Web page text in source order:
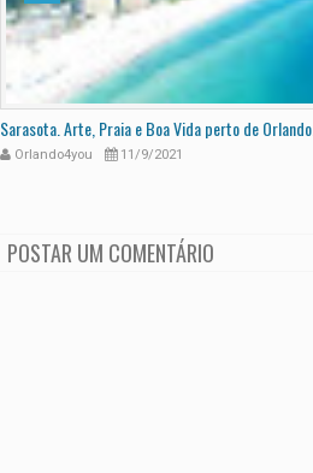
Sarasota. Arte, Praia e Boa Vida perto de Orlando.
Orlando4you 11/9/2021
POSTAR UM COMENTÁRIO